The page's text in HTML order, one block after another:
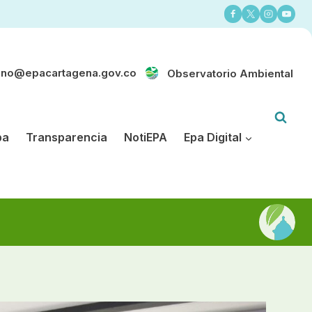
Observatorio Ambiental
Transparencia NotiEPA Epa Digital